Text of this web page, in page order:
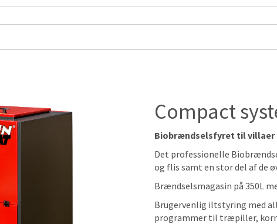
Compact
Biobrændselsfyret til villaer
Det professionelle
og flis samt en stor del af de
Brændselsmagasin på 350L
Brugervenlig iltstyring med
programmer til træpiller,